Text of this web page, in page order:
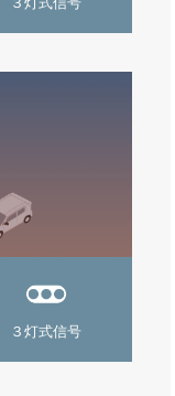
３灯式信号